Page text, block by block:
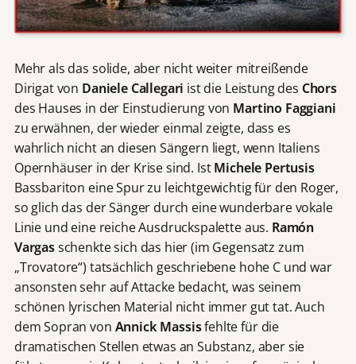
Mehr als das solide, aber nicht weiter mitreißende
Dirigat von Daniele Callegari ist die Leistung des Chors
des Hauses in der Einstudierung von Martino Faggiani
zu erwähnen, der wieder einmal zeigte, dass es
wahrlich nicht an diesen Sängern liegt, wenn Italiens
Opernhäuser in der Krise sind. IstMichele Pertusis
Bassbariton eine Spur zu leichtgewichtig für den Roger,
so glich das der Sänger durch eine wunderbare vokale
Linie und eine reiche Ausdruckspalette aus. Ramón
Vargasschenkte sich das hier (im Gegensatz zum
„Trovatore“) tatsächlich geschriebene hohe C und war
ansonsten sehr auf Attacke bedacht, was seinem
schönen lyrischen Material nicht immer gut tat. Auch
dem Sopran von Annick Massisfehlte für die
dramatischen Stellen etwas an Substanz, aber sie